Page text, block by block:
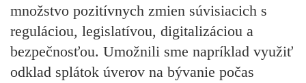
množstvo pozitívnych zmien súvisiacich s
reguláciou, legislatívou, digitalizáciou a
bezpečnosťou. Umožnili sme napríklad využiť
odklad splátok úverov na bývanie počas